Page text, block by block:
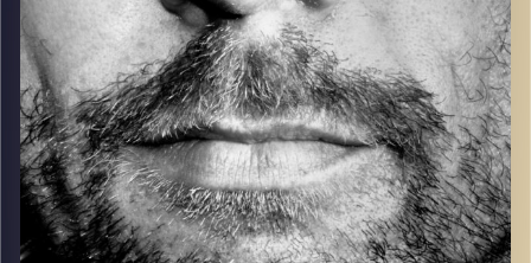
קרדיט תמונות: David Goehring